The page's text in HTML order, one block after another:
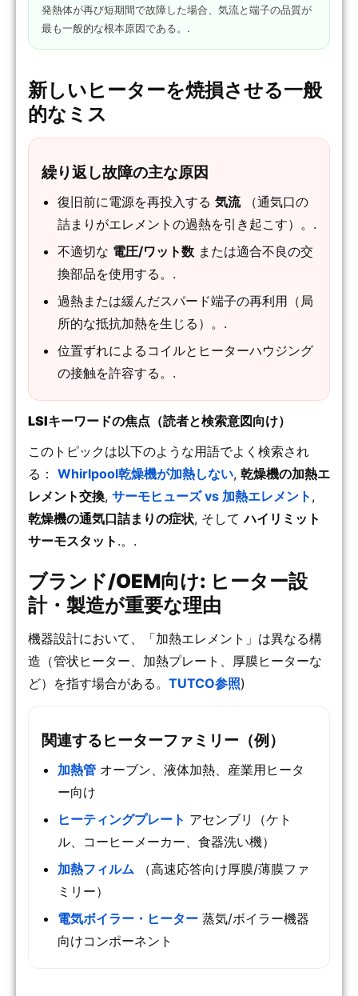
発熱体が再び短期間で故障した場合、気流と端子の品質が
最も一般的な根本原因である。.
新しいヒーターを焼損させる一般
的なミス
繰り返し故障の主な原因
復旧前に電源を再投入する 気流（通気口の
詰まりがエレメントの過熱を引き起こす）。.
不適切な 電圧/ワット数 または適合不良の交
換部品を使用する。.
過熱または緩んだスパード端子の再利用（局
所的な抵抗加熱を生じる）。.
位置ずれによるコイルとヒーターハウジング
の接触を許容する。.
LSIキーワードの焦点（読者と検索意図向け）
このトピックは以下のような用語でよく検索され
る： Whirlpool乾燥機が加熱しない, 乾燥機の加熱エ
レメント交換, サーモヒューズ vs 加熱エレメント ,
乾燥機の通気口詰まりの症状, そしてハイリミット
サーモスタット .。.
ブランド/OEM向け: ヒーター設
計・製造が重要な理由
機器設計において、「加熱エレメント」は異なる構
造（管状ヒーター、加熱プレート、厚膜ヒーターな
ど）を指す場合がある。 TUTCO参照)
関連するヒーターファミリー（例）
加熱管 オーブン、液体加熱、産業用ヒータ
ー向け
ヒーティングプレート アセンブリ（ケト
ル、コーヒーメーカー、食器洗い機）
加熱フィルム （高速応答向け厚膜/薄膜ファ
ミリー）
電気ボイラー・ヒーター 蒸気/ボイラー機器
向けコンポーネント